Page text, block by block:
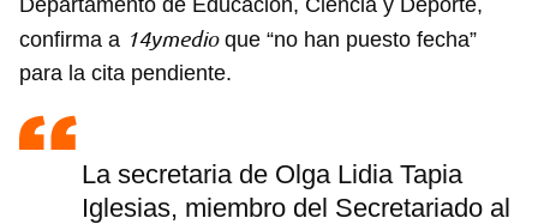
Departamento de Educación, Ciencia y Deporte,
confirma a 14ymedioque “no han puesto fecha”
para la cita pendiente.
La secretaria de Olga Lidia Tapia
Iglesias, miembro del Secretariado al